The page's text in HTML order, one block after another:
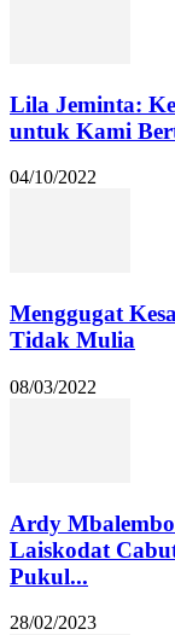
Lila Jeminta:
untuk Kami
04/10/2022
Menggugat
Tidak Mulia
08/03/2022
Ardy
Laiskodat
Pukul...
28/02/2023